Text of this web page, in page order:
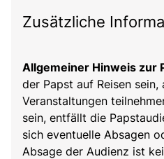
Zusätzliche
Allgemeiner Hinweis zur
der Papst auf Reisen
Veranstaltungen
sein, entfällt die
sich eventuelle Absagen
Absage der Audienz ist